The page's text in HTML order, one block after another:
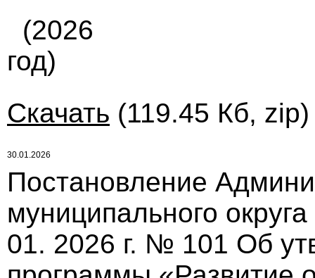
(2026
год)
Скачать (119.45 Кб,
30.01.2026
Постановление
муниципального
01. 2026 г. № 101 Об